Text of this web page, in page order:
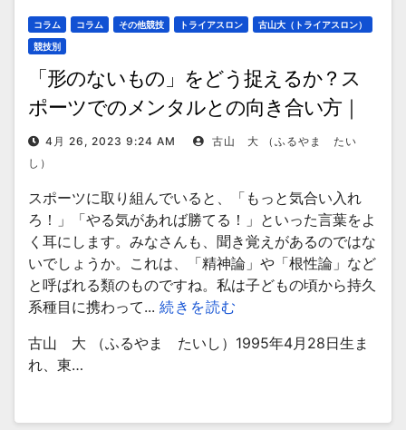
コラム コラム その他競技 トライアスロン
古山大（トライアスロン）
競技別
「形のないもの」をどう捉えるか？ス
ポーツでのメンタルとの向き合い方｜
トライアスロン・古山大選手コラム
4月 26, 2023 9:24 AM
古山 大 （ふるやま たい
し）
スポーツに取り組んでいると、「もっと気合い入れ
ろ！」「やる気があれば勝てる！」といった言葉をよ
く耳にします。みなさんも、聞き覚えがあるのではな
いでしょうか。これは、「精神論」や「根性論」など
と呼ばれる類のものですね。私は子どもの頃から持久
系種目に携わって... 続きを読む
古山 大 （ふるやま たいし）1995年4月28日生ま
れ、東…